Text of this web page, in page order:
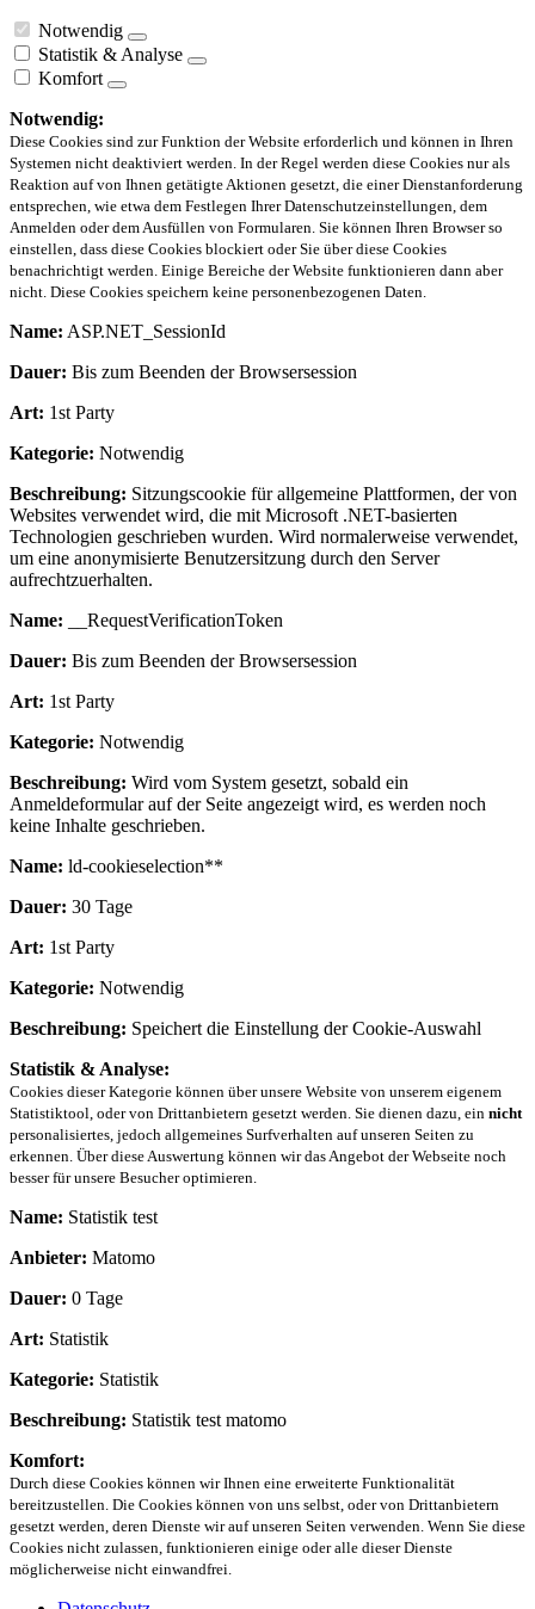
Notwendig
Statistik & Analyse
Komfort
Notwendig:
Diese Cookies sind zur Funktion der Website erforderlich und können in Ihren
Systemen nicht deaktiviert werden. In der Regel werden diese Cookies nur als
Reaktion auf von Ihnen getätigte Aktionen gesetzt, die einer Dienstanforderung
entsprechen, wie etwa dem Festlegen Ihrer Datenschutzeinstellungen, dem
Anmelden oder dem Ausfüllen von Formularen. Sie können Ihren Browser so
einstellen, dass diese Cookies blockiert oder Sie über diese Cookies
benachrichtigt werden. Einige Bereiche der Website funktionieren dann aber
nicht. Diese Cookies speichern keine personenbezogenen Daten.
Name: ASP.NET_SessionId
Dauer: Bis zum Beenden der Browsersession
Art: 1st Party
Kategorie: Notwendig
Beschreibung: Sitzungscookie für allgemeine Plattformen, der von
Websites verwendet wird, die mit Microsoft .NET-basierten
Technologien geschrieben wurden. Wird normalerweise verwendet,
um eine anonymisierte Benutzersitzung durch den Server
aufrechtzuerhalten.
Name: __RequestVerificationToken
Dauer: Bis zum Beenden der Browsersession
Art: 1st Party
Kategorie: Notwendig
Beschreibung: Wird vom System gesetzt, sobald ein
Anmeldeformular auf der Seite angezeigt wird, es werden noch
keine Inhalte geschrieben.
Name: ld-cookieselection**
Dauer: 30 Tage
Art: 1st Party
Kategorie: Notwendig
Beschreibung: Speichert die Einstellung der Cookie-Auswahl
Statistik & Analyse:
Cookies dieser Kategorie können über unsere Website von unserem eigenem
Statistiktool, oder von Drittanbietern gesetzt werden. Sie dienen dazu, ein nicht
personalisiertes, jedoch allgemeines Surfverhalten auf unseren Seiten zu
erkennen. Über diese Auswertung können wir das Angebot der Webseite noch
besser für unsere Besucher optimieren.
Name: Statistik test
Anbieter: Matomo
Dauer: 0 Tage
Art: Statistik
Kategorie: Statistik
Beschreibung: Statistik test matomo
Komfort:
Durch diese Cookies können wir Ihnen eine erweiterte Funktionalität
bereitzustellen. Die Cookies können von uns selbst, oder von Drittanbietern
gesetzt werden, deren Dienste wir auf unseren Seiten verwenden. Wenn Sie diese
Cookies nicht zulassen, funktionieren einige oder alle dieser Dienste
möglicherweise nicht einwandfrei.